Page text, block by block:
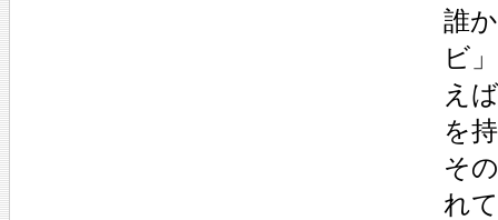
誰
ビ
え
を
そ
れ